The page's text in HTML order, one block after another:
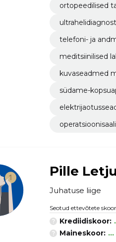
ortopeedilised
telefoni- ja
meditsiinilised
kuvaseadmed
südame-
Pille
Juhatuse liige
Seotud ettevõtete
Krediidiskoor:
Maineskoor: ...